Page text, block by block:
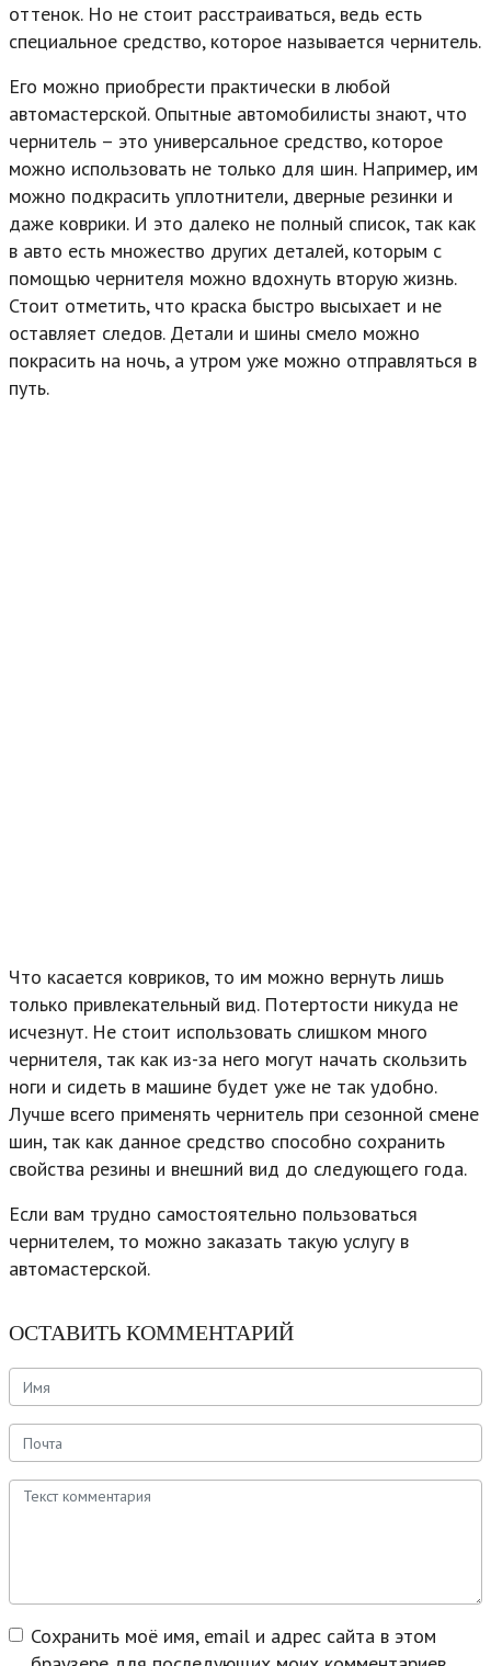
оттенок. Но не стоит расстраиваться, ведь есть
специальное средство, которое называется чернитель.
Его можно приобрести практически в любой
автомастерской. Опытные автомобилисты знают, что
чернитель – это универсальное средство, которое
можно использовать не только для шин. Например, им
можно подкрасить уплотнители, дверные резинки и
даже коврики. И это далеко не полный список, так как
в авто есть множество других деталей, которым с
помощью чернителя можно вдохнуть вторую жизнь.
Стоит отметить, что краска быстро высыхает и не
оставляет следов. Детали и шины смело можно
покрасить на ночь, а утром уже можно отправляться в
путь.
Что касается ковриков, то им можно вернуть лишь
только привлекательный вид. Потертости никуда не
исчезнут. Не стоит использовать слишком много
чернителя, так как из-за него могут начать скользить
ноги и сидеть в машине будет уже не так удобно.
Лучше всего применять чернитель при сезонной смене
шин, так как данное средство способно сохранить
свойства резины и внешний вид до следующего года.
Если вам трудно самостоятельно пользоваться
чернителем, то можно заказать такую услугу в
автомастерской.
ОСТАВИТЬ КОММЕНТАРИЙ
Сохранить моё имя, email и адрес сайта в этом